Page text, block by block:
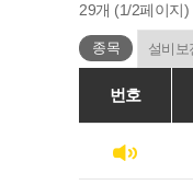
29개 (1/2페이지)
종목
번호